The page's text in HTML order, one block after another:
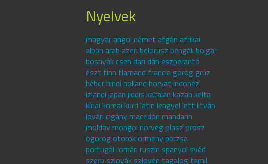
Nyelvek
magyar angol német afgán afrikai
albán arab azeri belorusz bengáli bolgár
bosnyák cseh dari dán eszperantó
észt finn flamand francia görög grúz
héber hindi holland horvát indonéz
izlandi japán jiddis katalán kazah kelta
kínai koreai kurd latin lengyel lett litván
lovári cigány macedón mandarin
moldáv mongol norvég olasz orosz
ógörög ótörök örmény perzsa
portugál román ruszin spanyol svéd
szerb szlovák szlovén tagalog tamil